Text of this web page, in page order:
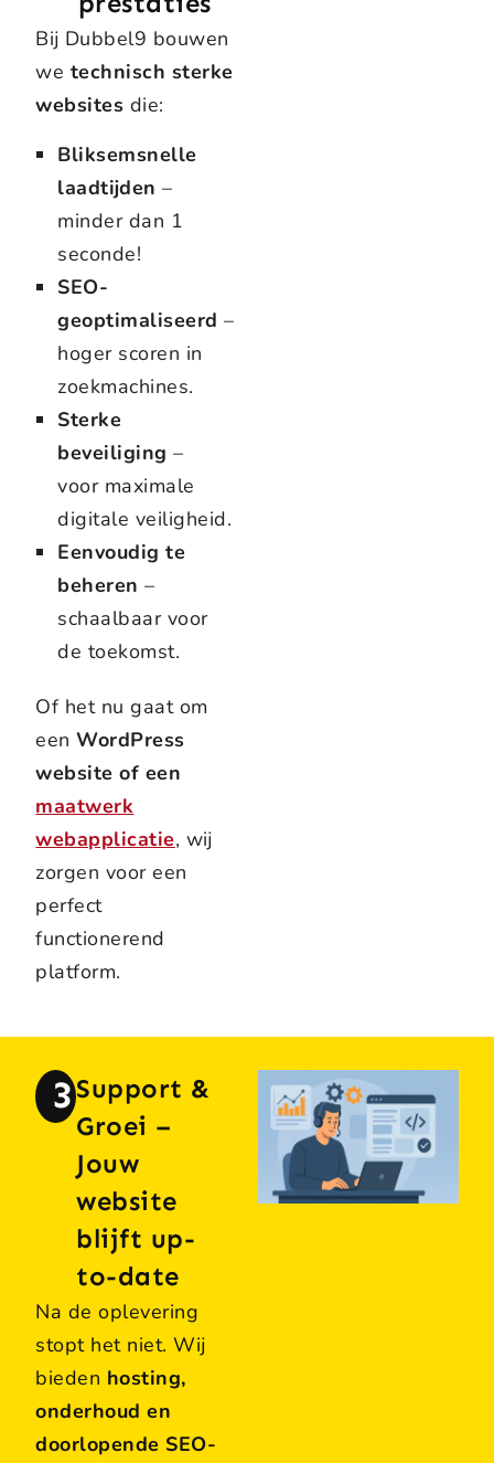
Bij Dubbel9 bouwen
we technisch sterke
websites die:
Bliksemsnelle
laadtijden –
minder dan 1
seconde!
SEO-
geoptimaliseerd –
hoger scoren in
zoekmachines.
Sterke
beveiliging –
voor maximale
digitale veiligheid.
Eenvoudig te
beheren–
schaalbaar voor
de toekomst.
Of het nu gaat om
eenWordPress
website of een
maatwerk
webapplicatie, wij
zorgen voor een
perfect
functionerend
platform.
3Support &
Groei –
Jouw
website
blijft up-
to-date
Na de oplevering
stopt het niet. Wij
bieden hosting,
onderhoud en
doorlopende SEO-